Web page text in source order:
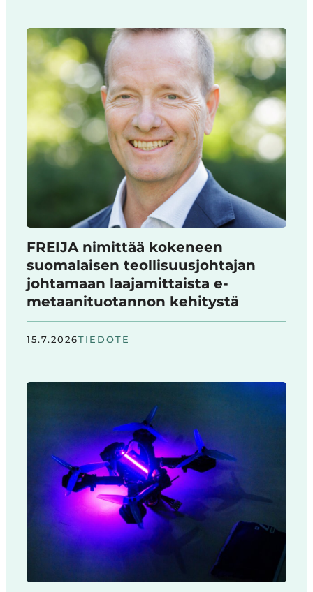
FREIJA nimittää kokeneen
suomalaisen teollisuusjohtajan
johtamaan laajamittaista e-
metaanituotannon kehitystä
15.7.2026TIEDOTE